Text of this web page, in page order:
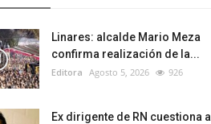
Linares: alcalde Mario Meza
confirma realización de la...
Editora Agosto 5, 2026 926
Ex dirigente de RN cuestiona a